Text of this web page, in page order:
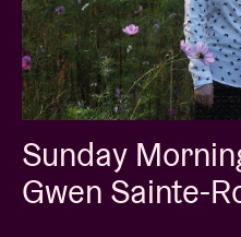
Sunday
Gwen Sainte-